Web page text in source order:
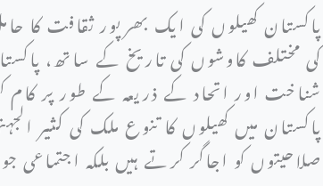
پاکستان کھیلوں کی ایک بھرپور ثقافت
کی مختلف کاوشوں کی تاریخ کے ساتھ،
شناخت اور اتحاد کے ذریعہ کے طور پر
پاکستان میں کھیلوں کا تنوع ملک کی کثیر
صلاحیتوں کو اجاگر کرتے ہیں بلکہ